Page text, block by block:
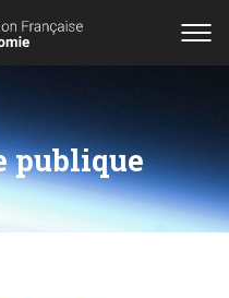
publique